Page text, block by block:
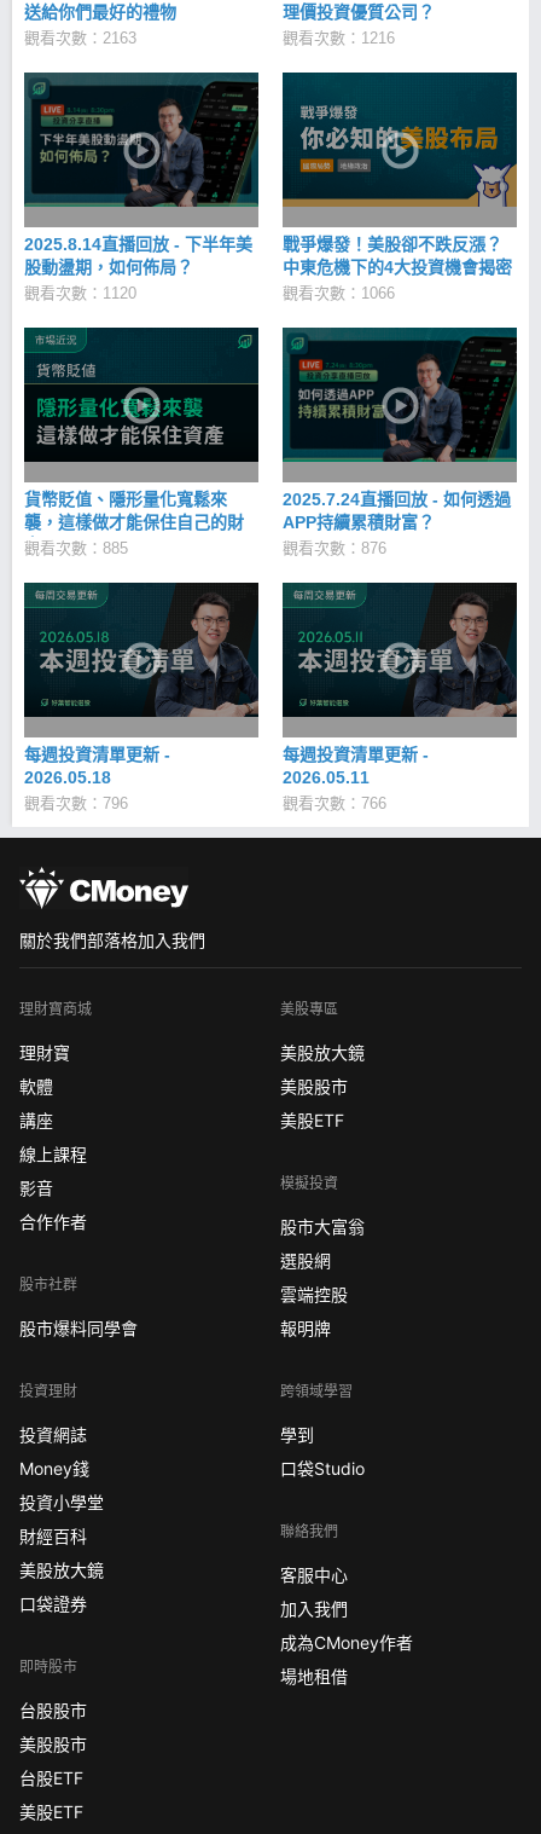
送給你們最好的禮物
觀看次數：2163
理價投資優質公司？
觀看次數：1216
2025.8.14直播回放 - 下半年美
股動盪期，如何佈局？
觀看次數：1120
戰爭爆發！美股卻不跌反漲？
中東危機下的4大投資機會揭密
觀看次數：1066
貨幣貶值、隱形量化寬鬆來
襲，這樣做才能保住自己的財
富！
觀看次數：885
2025.7.24直播回放 - 如何透過
APP持續累積財富？
觀看次數：876
每週投資清單更新 -
2026.05.18
觀看次數：796
每週投資清單更新 -
2026.05.11
觀看次數：766
關於我們部落格加入我們
理財寶商城
理財寶
軟體
講座
線上課程
影音
合作作者
股市社群
股市爆料同學會
投資理財
投資網誌
Money錢
投資小學堂
財經百科
美股放大鏡
口袋證券
即時股市
台股股市
美股股市
台股ETF
美股ETF
美股專區
美股放大鏡
美股股市
美股ETF
模擬投資
股市大富翁
選股網
雲端控股
報明牌
跨領域學習
學到
口袋Studio
聯絡我們
客服中心
加入我們
成為CMoney作者
場地租借